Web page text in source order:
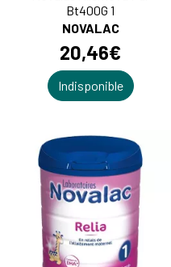
Bt400G 1
NOVALAC
20,46€
Indisponible